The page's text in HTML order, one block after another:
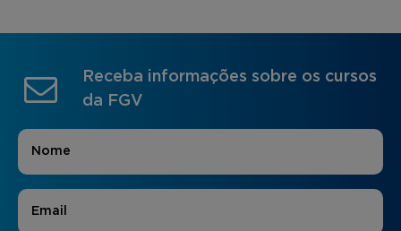
Receba informações sobre os cursos
da FGV
Nome
E-mail